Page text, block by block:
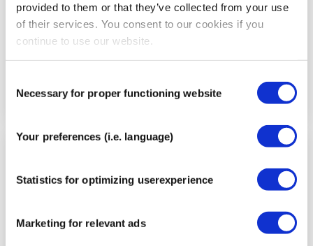
provided to them or that they’ve collected from your use
of their services. You consent to our cookies if you
continue to use our website.
Selection
Necessary for proper functioning website
Your preferences (i.e. language)
Statistics for optimizing userexperience
Marketing for relevant ads
7